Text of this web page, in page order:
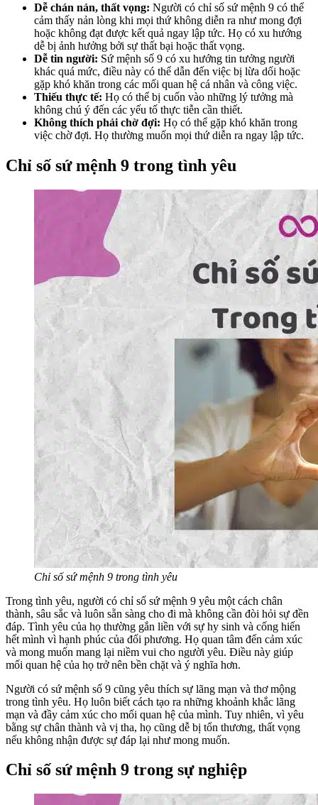
Dễ chán nản, thất vọng: Người có chỉ số sứ mệnh 9 có thể
cảm thấy nản lòng khi mọi thứ không diễn ra như mong đợi
hoặc không đạt được kết quả ngay lập tức. Họ có xu hướng
dễ bị ảnh hưởng bởi sự thất bại hoặc thất vọng.
Dễ tin người: Sứ mệnh số 9 có xu hướng tin tưởng người
khác quá mức, điều này có thể dẫn đến việc bị lừa dối hoặc
gặp khó khăn trong các mối quan hệ cá nhân và công việc.
Thiếu thực tế: Họ có thể bị cuốn vào những lý tưởng mà
không chú ý đến các yếu tố thực tiễn cần thiết.
Không thích phải chờ đợi: Họ có thể gặp khó khăn trong
việc chờ đợi. Họ thường muốn mọi thứ diễn ra ngay lập tức.
Chỉ số sứ mệnh 9 trong tình yêu
Chỉ số sứ mệnh 9 trong tình yêu
Trong tình yêu, người có chỉ số sứ mệnh 9 yêu một cách chân
thành, sâu sắc và luôn sẵn sàng cho đi mà không cần đòi hỏi sự đền
đáp. Tình yêu của họ thường gắn liền với sự hy sinh và cống hiến
hết mình vì hạnh phúc của đối phương. Họ quan tâm đến cảm xúc
và mong muốn mang lại niềm vui cho người yêu. Điều này giúp
mối quan hệ của họ trở nên bền chặt và ý nghĩa hơn.
Người có sứ mệnh số 9 cũng yêu thích sự lãng mạn và thơ mộng
trong tình yêu. Họ luôn biết cách tạo ra những khoảnh khắc lãng
mạn và đầy cảm xúc cho mối quan hệ của mình. Tuy nhiên, vì yêu
bằng sự chân thành và vị tha, họ cũng dễ bị tổn thương, thất vọng
nếu không nhận được sự đáp lại như mong muốn.
Chỉ số sứ mệnh 9 trong sự nghiệp